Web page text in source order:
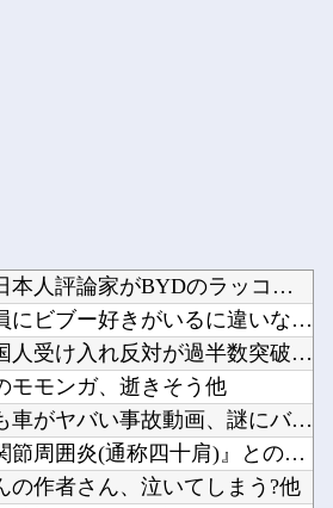
【悲報】中国人「日本人評論家がBYDのラッコの装備を褒めてる...
【ホロライブ】社員にビブー好きがいるに違いない（確信他
日本人、ついに外国人受け入れ反対が過半数突破ｗｗｗ他
モモンガ、逝きそう他
【動画】どう見ても車がヤバい事故動画、謎にバイク批判派が湧い...
カープ床田『左肩関節周囲炎(通称四十肩)』との診断。最短での...
の作者さん、泣いてしまう?他